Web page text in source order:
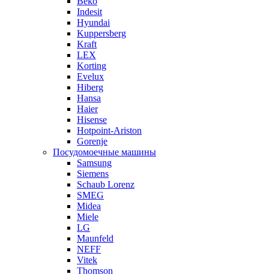
Indesit
Hyundai
Kuppersberg
Kraft
LEX
Korting
Evelux
Hiberg
Hansa
Haier
Hisense
Hotpoint-Ariston
Gorenje
Посудомоечные машины
Samsung
Siemens
Schaub Lorenz
SMEG
Midea
Miele
LG
Maunfeld
NEFF
Vitek
Thomson